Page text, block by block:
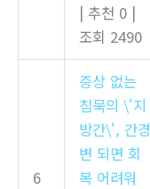
| 추천 0 |
조회 2490
6
증상 없는
침묵의 \'지
방간\', 간경
변 되면 회
복 어려워